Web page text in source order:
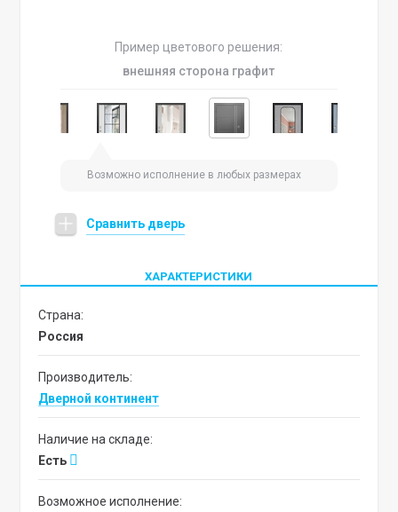
Пример цветового решения:
внешняя сторона графит
Возможно исполнение в любых размерах
Сравнить дверь
ХАРАКТЕРИСТИКИ
Страна:
Россия
Производитель:
Дверной континент
Наличие на складе:
Есть
Возможное исполнение: